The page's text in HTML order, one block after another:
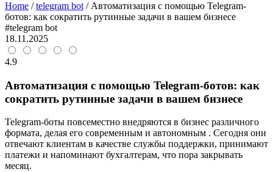
Home /telegram bot / Автоматизация с помощью Telegram-
ботов: как сократить рутинные задачи в вашем бизнесе
#telegram bot
18.11.2025
4.9
Автоматизация с помощью Telegram-ботов: как
сократить рутинные задачи в вашем бизнесе
Telegram‑боты повсеместно внедряются в бизнес различного
формата, делая его современным и автономным . Сегодня они
отвечают клиентам в качестве службы поддержки, принимают
платежи и напоминают бухгалтерам, что пора закрывать
месяц.